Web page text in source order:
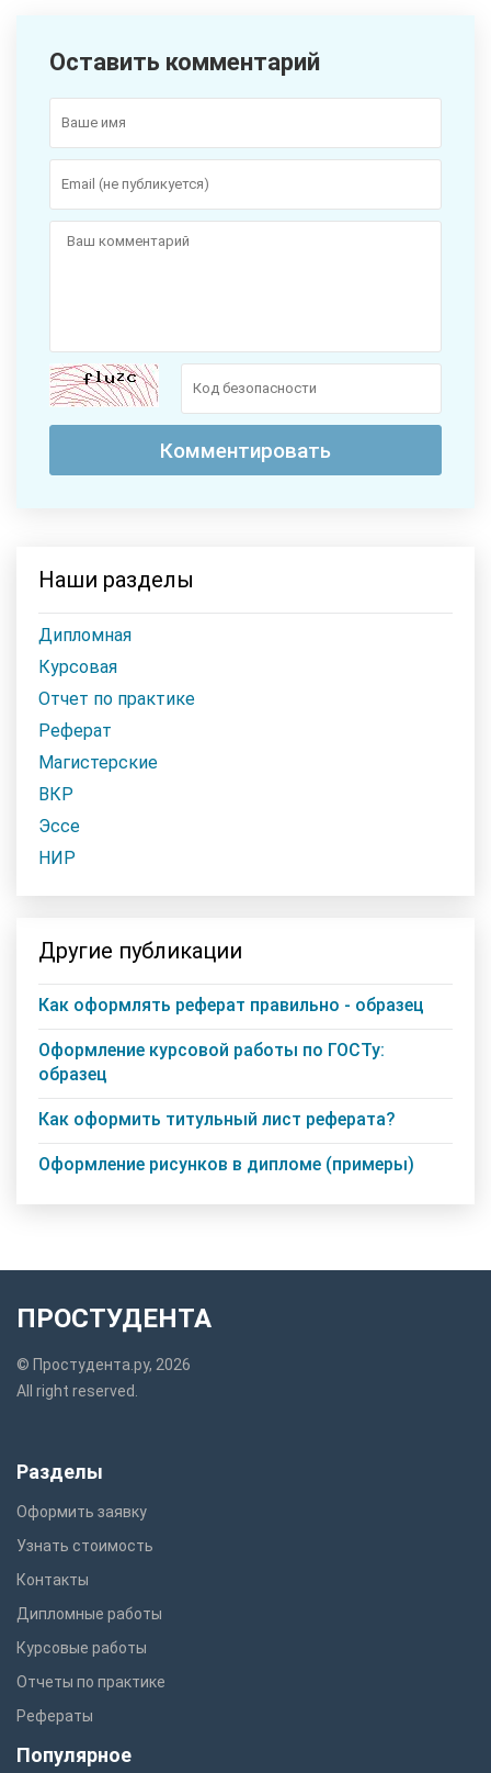
Оставить комментарий
Наши разделы
Дипломная
Курсовая
Отчет по практике
Реферат
Магистерские
ВКР
Эссе
НИР
Другие публикации
Как оформлять реферат правильно - образец
Оформление курсовой работы по ГОСТу:
образец
Как оформить титульный лист реферата?
Оформление рисунков в дипломе (примеры)
ПРОСТУДЕНТА
© Простудента.ру, 2026
All right reserved.
Разделы
Оформить заявку
Узнать стоимость
Контакты
Дипломные работы
Курсовые работы
Отчеты по практике
Рефераты
Популярное